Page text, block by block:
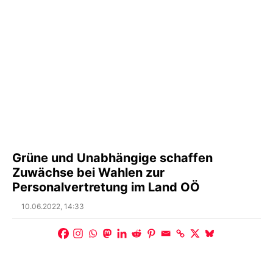
Grüne und Unabhängige schaffen
Zuwächse bei Wahlen zur
Personalvertretung im Land OÖ
Posted
10.06.2022, 14:33